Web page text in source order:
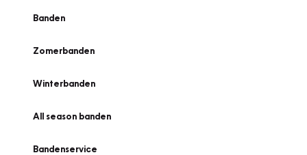
Banden
Zomerbanden
Winterbanden
All season banden
Bandenservice